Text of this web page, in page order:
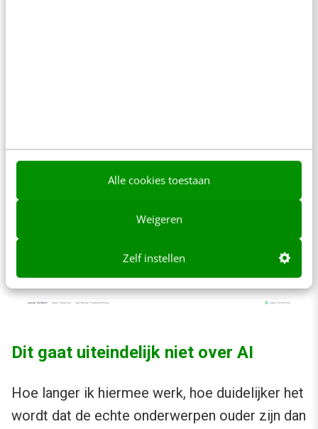
Alle cookies toestaan
Weigeren
Zelf instellen
Dit gaat uiteindelijk niet over AI
Hoe langer ik hiermee werk, hoe duidelijker het
wordt dat de echte onderwerpen ouder zijn dan